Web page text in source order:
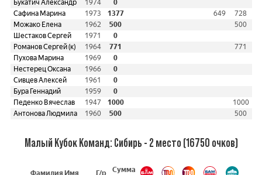
Букатич Александр 1974
0
Сафина Марина
1973 1377 649
728
Можако Елена
1962 500
500
Шестаков Сергей
1971
0
Романов Сергей (к)
1964 771
771
Пухова Марина
1969
0
Нестерец Оксана
1966
0
Сивцев Алексей
1961
0
Бура Геннадий
1959
0
Педенко Вячеслав
1947 1000
1000
Антонова Людмила
1960 500 500
Малый Кубок Команд: Сибирь - 2 место (16750 очков)
Фамилия Имя Г/р
Сумма